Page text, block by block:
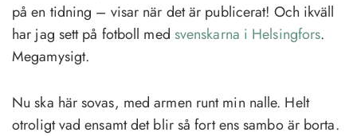
på en tidning – visar när det är publicerat! Och ikväll
har jag sett på fotboll med svenskarna i Helsingfors.
Megamysigt.
Nu ska här sovas, med armen runt min nalle. Helt
otroligt vad ensamt det blir så fort ens sambo är borta.